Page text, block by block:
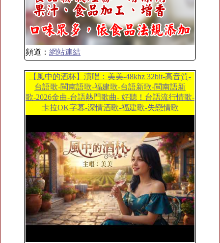
頻道： 網站連結
【風中的酒杯】演唱：美美-48khz 32bit-高音質-
台語歌-閩南語歌-福建歌-台語新歌-閩南語新
歌-2026金曲-台語熱門歌曲- 好聽！台語流行情歌-
卡拉OK字幕-深情酒歌-福建歌-失戀情歌